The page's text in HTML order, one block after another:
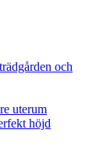
och
uterum
höjd